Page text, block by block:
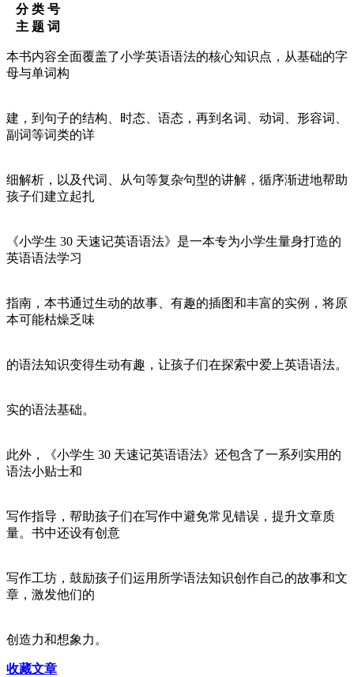
分 类 号
主 题 词
本书内容全面覆盖了小学英语语法的核心知识点，从基础的字
母与单词构
建，到句子的结构、时态、语态，再到名词、动词、形容词、
副词等词类的详
细解析，以及代词、从句等复杂句型的讲解，循序渐进地帮助
孩子们建立起扎
《小学生 30 天速记英语语法》是一本专为小学生量身打造的
英语语法学习
指南，本书通过生动的故事、有趣的插图和丰富的实例，将原
本可能枯燥乏味
的语法知识变得生动有趣，让孩子们在探索中爱上英语语法。
实的语法基础。
此外，《小学生 30 天速记英语语法》还包含了一系列实用的
语法小贴士和
写作指导，帮助孩子们在写作中避免常见错误，提升文章质
量。书中还设有创意
写作工坊，鼓励孩子们运用所学语法知识创作自己的故事和文
章，激发他们的
创造力和想象力。
收藏文章